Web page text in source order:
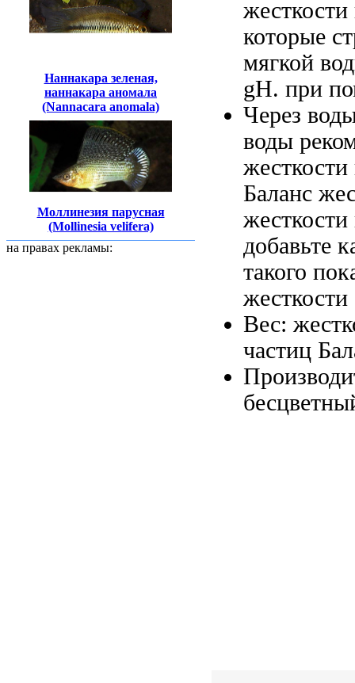
Наннакара зеленая,
наннакара аномала
(Nannacara anomala)
Моллинезия парусная
(Mollinesia velifera)
на правах рекламы:
жесткости
которые
мягкой
gH. при
Через
воды
Баланс
жесткости
добавьте
такого
Вес:
частиц